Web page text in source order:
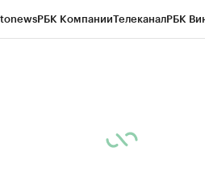
РБК КомпанииТелеканалРБК